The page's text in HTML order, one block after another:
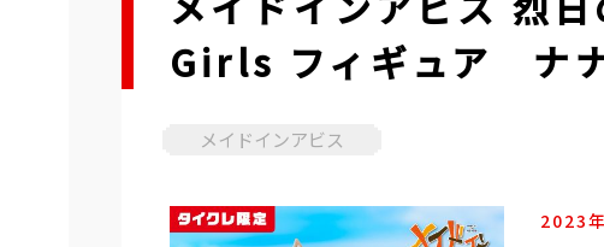
Girls フィギュア ナナ
メイドインアビス
2023年